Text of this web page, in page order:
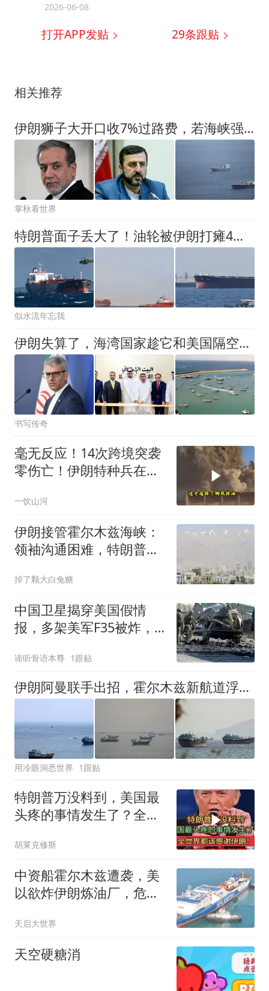
2026-06-08
打开APP发贴 29条跟贴
相关推荐
伊朗狮子大开口收7%过路费，若海峡强收过路费，中国绝不会答应
掌秋看世界
特朗普面子丢大了！油轮被伊朗打瘫4艘逃跑，这回只能认怂叫停！
似水流年忘我
伊朗失算了，海湾国家趁它和美国隔空互怼，悄悄挖断大后方命根子
书写传奇
毫无反应！14次跨境突袭
零伤亡！伊朗特种兵在美
网成了摆设
一饮山河
伊朗接管霍尔木兹海峡：
领袖沟通困难，特朗普怒
掉了颗大白兔糖
中国卫星揭穿美国假情
报，多架美军F35被炸，
谛听骨语本尊 1跟贴
伊朗阿曼联手出招，霍尔木兹新航道浮现，美方干预却成最大变数
用冷眼洞悉世界 1跟贴
特朗普万没料到，美国最
头疼的事情发生了？全世
胡莱克修斯
中资船霍尔木兹遭袭，美
以欲炸伊朗炼油厂，危机
天启大世界
天空硬糖消